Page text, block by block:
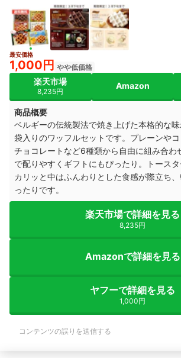
最安価格
1,000円 やや低価格
楽天市場
8,235円
Amazon
商品概要
ベルギーの伝統製法で焼き上げた本格的な
袋入りのワッフルセットです。プレーンや
チョコレートなど6種類から自由に組み合わ
で配りやすくギフトにもぴったり。トース
カリッと中はふんわりとした食感が際立ち
ったりです。
楽天市場で詳細を見る
8,235円
Amazonで詳細を見る
ヤフーで詳細を見る
1,000円
コンテンツの誤りを送信する